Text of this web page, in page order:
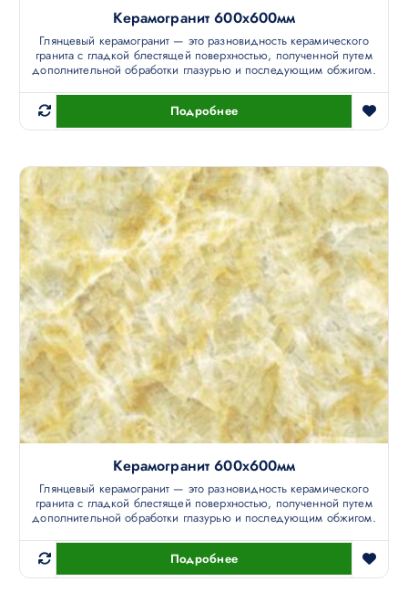
Керамогранит 600х600мм
Глянцевый керамогранит — это разновидность керамического
гранита с гладкой блестящей поверхностью, полученной путем
дополнительной обработки глазурью и последующим обжигом.
Подробнее
Керамогранит 600х600мм
Глянцевый керамогранит — это разновидность керамического
гранита с гладкой блестящей поверхностью, полученной путем
дополнительной обработки глазурью и последующим обжигом.
Подробнее